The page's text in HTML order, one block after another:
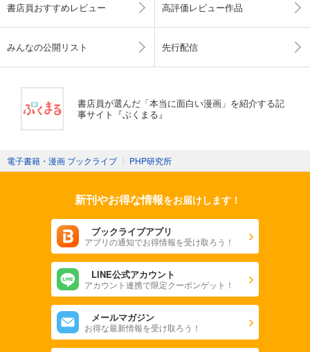
書店員おすすめレビュー 高評価レビュー作品
みんなの公開リスト 先行配信
書店員が選んだ「本当に面白い漫画」を紹介する記
事サイト『ぶくまる』
電子書籍・漫画 ブックライブ 〉 PHP研究所
新刊やお得な情報をお届けします！
ブックライブアプリ
アプリの通知でお得情報を受け取ろう！
LINE公式アカウント
アカウント連携で限定クーポンゲット！
メールマガジン
お得な最新情報を受け取ろう！